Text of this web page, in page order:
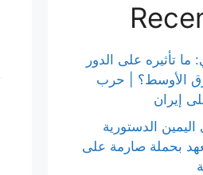
ما تأثيره على الدور
الأوسط؟ | حرب
إيران
اليمين الدستورية
بحملة صارمة على